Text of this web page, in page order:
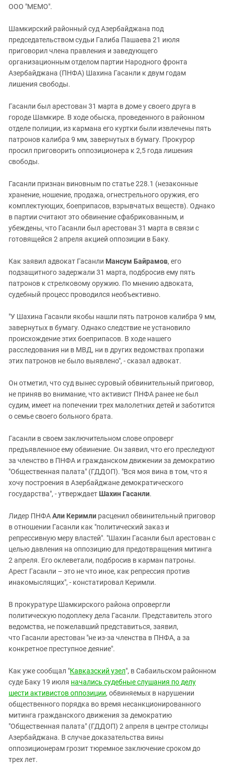
ИНАКОМЫСЛИЕ В ЧЕЧНЕ
ПРЕСЛЕДОВАНИЕ АКТИВИСТОВ
МОБИЛИЗАЦИЯ И ПРОТЕСТЫ
Дагестан
Кабардино-Балкария
Калмыкия
Карачаево-Черкесия
Краснодарский край
Нагорный Карабах
Российская Федерация
Ростовская область
Северная Осетия - Алания
СКФО
Чечня
Южная Осетия
Южный Кавказ
ЮФО
ООО "МЕМО".
Шамкирский районный суд Азербайджана под
председательством судьи Галиба Пашаева 21 июля
приговорил члена правления и заведующего
организационным отделом партии Народного фронта
Азербайджана (ПНФА) Шахина Гасанли к двум годам
лишения свободы.
Гасанли был арестован 31 марта в доме у своего друга в
городе Шамкире. В ходе обыска, проведенного в районном
отделе полиции, из кармана его куртки были извлечены пять
патронов калибра 9 мм, завернутых в бумагу. Прокурор
просил приговорить оппозиционера к 2,5 года лишения
свободы.
Гасанли признан виновным по статье 228.1 (незаконные
хранение, ношение, продажа, огнестрельного оружия, его
комплектующих, боеприпасов, взрывчатых веществ). Однако
в партии считают это обвинение сфабрикованным, и
убеждены, что Гасанли был арестован 31 марта в связи с
готовящейся 2 апреля акцией оппозиции в Баку.
Как заявил адвокат Гасанли Мансум Байрамов, его
подзащитного задержали 31 марта, подбросив ему пять
патронов к стрелковому оружию. По мнению адвоката,
судебный процесс проводился необъективно.
"У Шахина Гасанли якобы нашли пять патронов калибра 9 мм,
завернутых в бумагу. Однако следствие не установило
происхождение этих боеприпасов. В ходе нашего
расследования ни в МВД, ни в других ведомствах пропажи
этих патронов не было выявлено", - сказал адвокат.
Он отметил, что суд вынес суровый обвинительный приговор,
не приняв во внимание, что активист ПНФА ранее не был
судим, имеет на попечении трех малолетних детей и заботится
о семье своего больного брата.
Гасанли в своем заключительном слове опроверг
предъявленное ему обвинение. Он заявил, что его преследуют
за членство в ПНФА и гражданском движении за демократию
"Общественная палата" (ГДДОП). "Вся моя вина в том, что я
хочу построения в Азербайджане демократического
государства", - утверждает Шахин Гасанли.
Лидер ПНФААли Керимли расценил обвинительный приговор
в отношении Гасанли как "политический заказ и
репрессивную меру властей". "Шахин Гасанли был арестован с
целью давления на оппозицию для предотвращения митинга
2 апреля. Его оклеветали, подбросив в карман патроны.
Арест Гасанли – это не что иное, как репрессия против
инакомыслящих", - констатировал Керимли.
В прокуратуре Шамкирского района опровергли
политическую подоплеку дела Гасанли. Представитель этого
ведомства, не пожелавший представиться, заявил,
что Гасанли арестован "не из-за членства в ПНФА, а за
конкретное преступное деяние".
Как уже сообщал "Кавказский узел", в Сабаильском районном
суде Баку 19 июля начались судебные слушания по делу
шести активистов оппозиции, обвиняемых в нарушении
общественного порядка во время несанкционированного
митинга гражданского движения за демократию
"Общественная палата" (ГДДОП) 2 апреля в центре столицы
Азербайджана. В случае доказательства вины
оппозиционерам грозит тюремное заключение сроком до
трех лет.